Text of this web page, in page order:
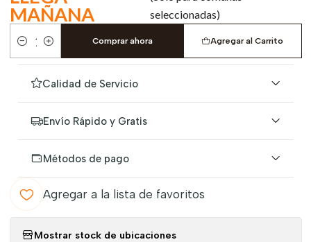
MAÑANA
seleccionadas)
Cantidad
Agregar al Carrito
Comprar ahora
Calidad de Servicio
Envío Rápido y Gratis
Métodos de pago
Agregar a la lista de favoritos
Mostrar stock de ubicaciones